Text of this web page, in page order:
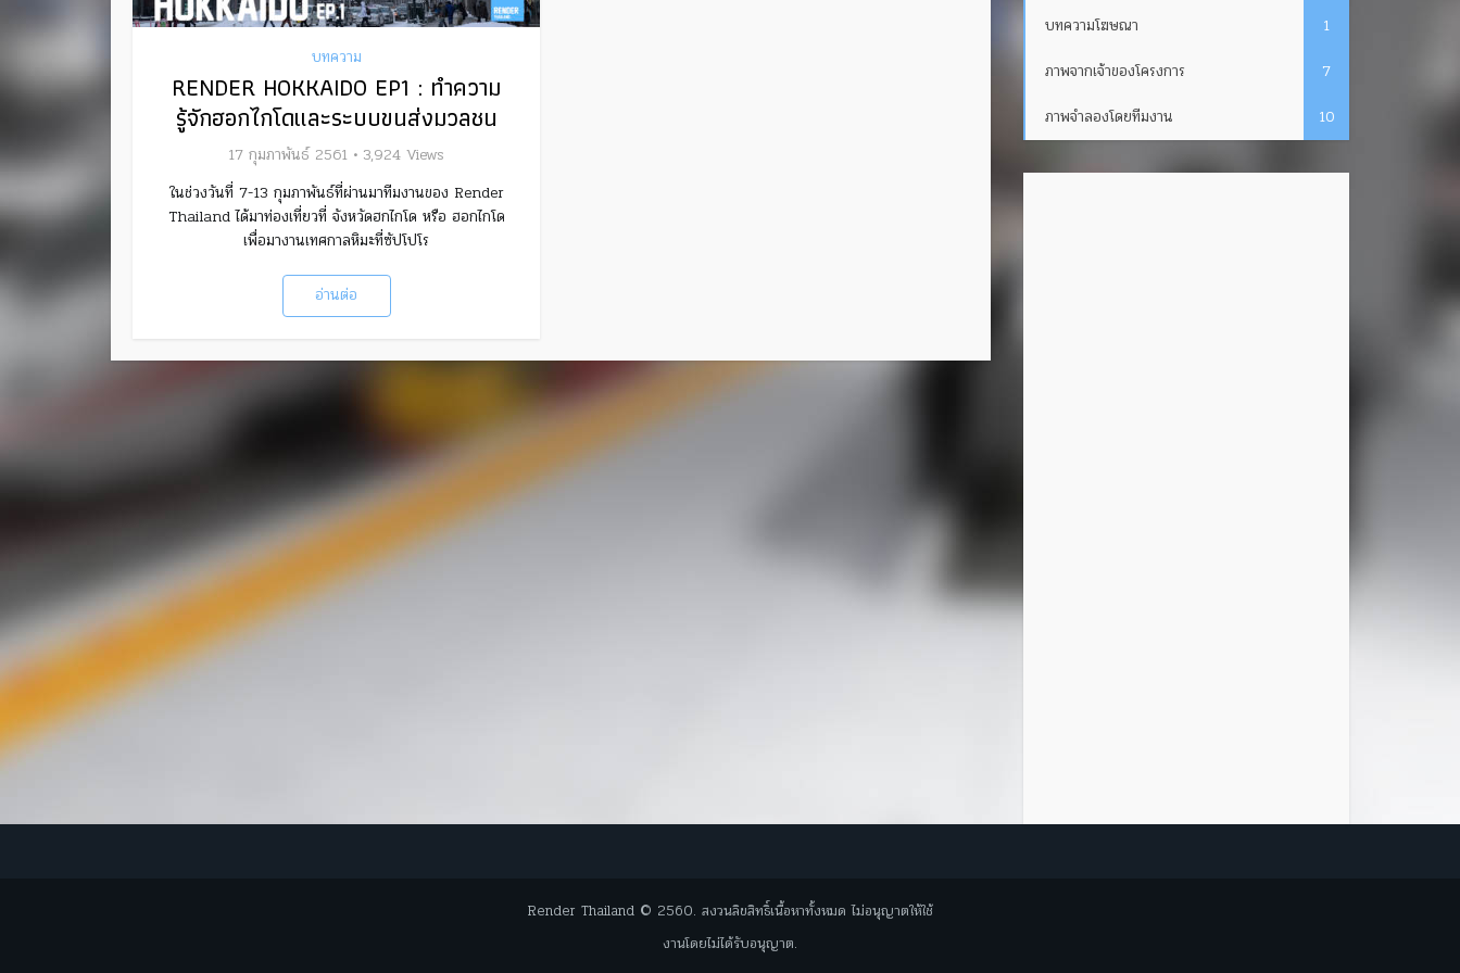
บทความ
RENDER HOKKAIDO EP1 : ทำความ
รู้จักฮอกไกโดและระบบขนส่งมวลชน
17 กุมภาพันธ์ 2561
3,924 Views
ในช่วงวันที่ 7-13 กุมภาพันธ์ที่ผ่านมาทีมงานของ Render
Thailand ได้มาท่องเที่ยวที่ จังหวัดฮกไกโด หรือ ฮอกไกโด
เพื่อมางานเทศกาลหิมะที่ซัปโปโร
อ่านต่อ
บทความโฆษณา
1
ภาพจากเจ้าของโครงการ
7
ภาพจำลองโดยทีมงาน
10
Render Thailand © 2560. สงวนลิขสิทธิ์เนื้อหาทั้งหมด ไม่อนุญาตให้ใช้
งานโดยไม่ได้รับอนุญาต.